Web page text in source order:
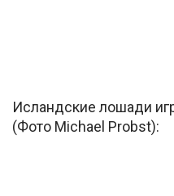
Исландские лошади
(Фото Michael Probst):